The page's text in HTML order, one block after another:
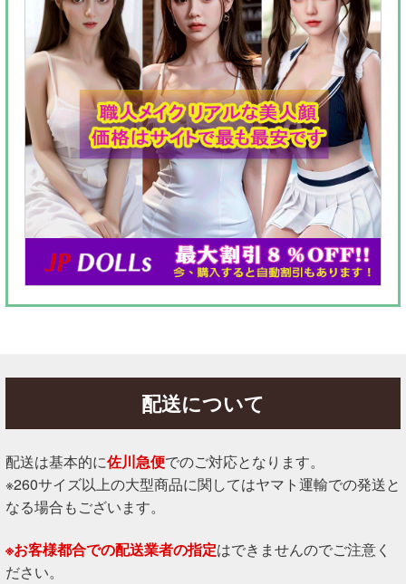
配送について
配送は基本的に佐川急便でのご対応となります。
※260サイズ以上の大型商品に関してはヤマト運輸での発送と
なる場合もございます。
※お客様都合での配送業者の指定はできませんのでご注意く
ださい。